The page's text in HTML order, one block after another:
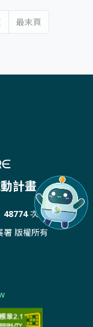
最末頁
計畫
48774次
版權所有